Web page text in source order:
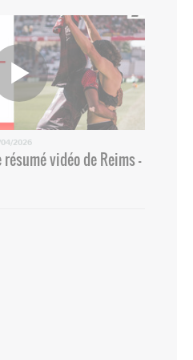
2026
résumé vidéo de Reims -